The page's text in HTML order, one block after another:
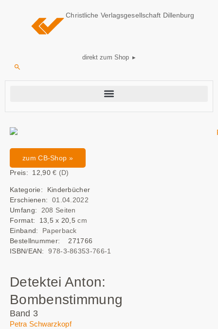
Christliche Verlagsgesellschaft Dillenburg
direkt zum Shop ▸
zum CB-Shop »
Preis: 12,90€ (D)
Kategorie: Kinderbücher
Erschienen: 01.04.2022
Umfang: 208 Seiten
Format: 13,5 x 20,5 cm
Einband: Paperback
Bestellnummer:
271766
ISBN/EAN:978-3-86353-766-1
Detektei Anton:
Bombenstimmung
Band 3
Petra Schwarzkopf